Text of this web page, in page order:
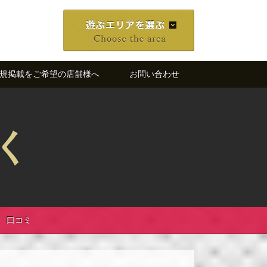
掲載をご希望の店舗様へ お問い合わせ
口コミ